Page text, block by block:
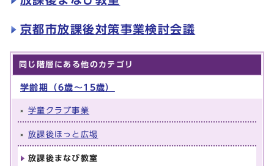
京都市放課後対策事業検討会議
同じ階層にある他のカテゴリ
学齢期（6歳～15歳）
学童クラブ事業
放課後ほっと広場
放課後まなび教室